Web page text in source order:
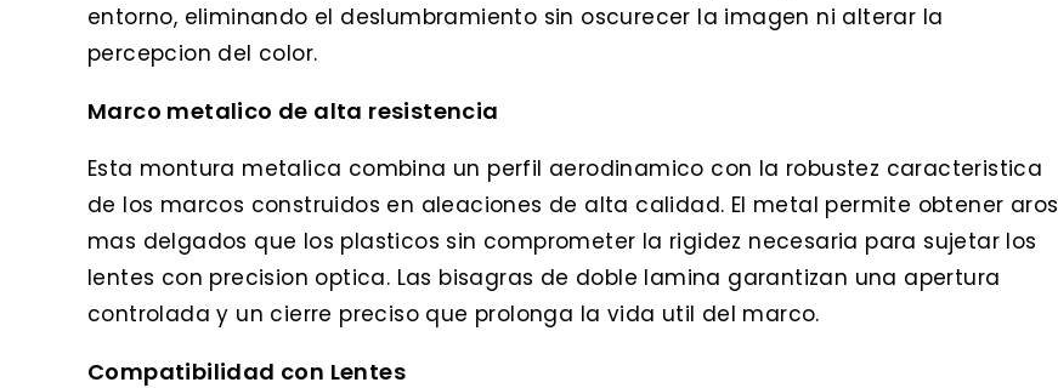
entorno, eliminando el deslumbramiento sin oscurecer la imagen ni alterar la
percepcion del color.
Marco metalico de alta resistencia
Esta montura metalica combina un perfil aerodinamico con la robustez caracteristica
de los marcos construidos en aleaciones de alta calidad. El metal permite obtener aros
mas delgados que los plasticos sin comprometer la rigidez necesaria para sujetar los
lentes con precision optica. Las bisagras de doble lamina garantizan una apertura
controlada y un cierre preciso que prolonga la vida util del marco.
Compatibilidad con Lentes